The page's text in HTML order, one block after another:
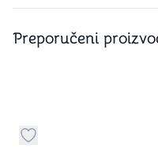
Preporučeni
Dugme za dodavanje